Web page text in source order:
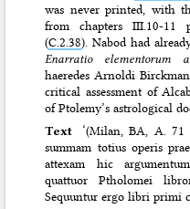
was never printed, with
from chapters III.10-
(C.2.38). Nabod had
Enarratio elementorum
haeredes Arnoldi
critical assessment of
of Ptolemy’s astrological
Text ‘(Milan, BA, A. 71
summam totius operis
attexam hic
quattuor Ptholomei
Sequuntur ergo libri primi